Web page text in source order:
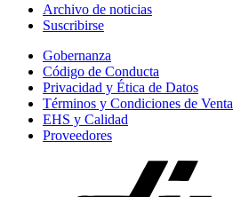
Archivo de noticias
Suscribirse
Gobernanza
Código de Conducta
Privacidad y Ética de Datos
Términos y Condiciones de Venta
EHS y Calidad
Proveedores